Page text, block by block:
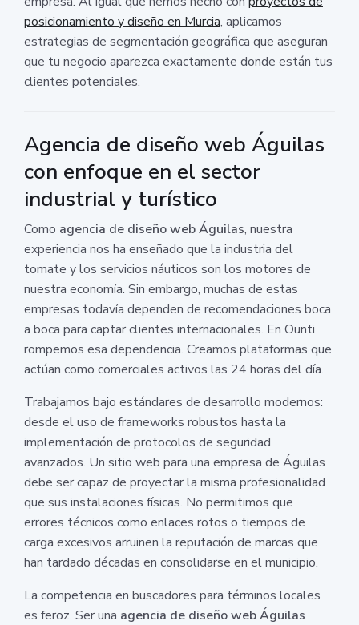
posicionamiento y diseño en Murcia, aplicamos
estrategias de segmentación geográfica que aseguran
que tu negocio aparezca exactamente donde están tus
clientes potenciales.
Agencia de diseño web Águilas
con enfoque en el sector
industrial y turístico
Como agencia de diseño web Águilas, nuestra
experiencia nos ha enseñado que la industria del
tomate y los servicios náuticos son los motores de
nuestra economía. Sin embargo, muchas de estas
empresas todavía dependen de recomendaciones boca
a boca para captar clientes internacionales. En Ounti
rompemos esa dependencia. Creamos plataformas que
actúan como comerciales activos las 24 horas del día.
Trabajamos bajo estándares de desarrollo modernos:
desde el uso de frameworks robustos hasta la
implementación de protocolos de seguridad
avanzados. Un sitio web para una empresa de Águilas
debe ser capaz de proyectar la misma profesionalidad
que sus instalaciones físicas. No permitimos que
errores técnicos como enlaces rotos o tiempos de
carga excesivos arruinen la reputación de marcas que
han tardado décadas en consolidarse en el municipio.
La competencia en buscadores para términos locales
es feroz. Ser una agencia de diseño web Águilas